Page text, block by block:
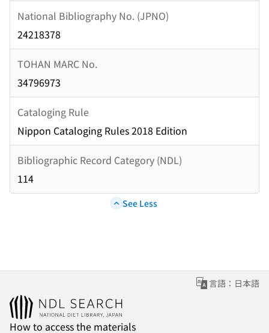
National Bibliography No. (JPNO)
24218378
TOHAN MARC No.
34796973
Cataloging Rule
Nippon Cataloging Rules 2018 Edition
Bibliographic Record Category (NDL)
114
See Less
言語：日本語
How to access the materials